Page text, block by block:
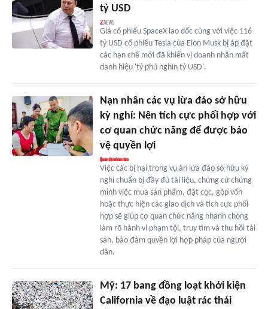
tỷ USD
Giá cổ phiếu SpaceX lao dốc cùng với việc 116
tỷ USD cổ phiếu Tesla của Elon Musk bị áp đặt
các hạn chế mới đã khiến vị doanh nhân mất
danh hiệu 'tỷ phú nghìn tỷ USD'.
Nạn nhân các vụ lừa đảo sở hữu
kỳ nghỉ: Nên tích cực phối hợp với
cơ quan chức năng để được bảo
vệ quyền lợi
Việc các bị hại trong vụ án lừa đảo sở hữu kỳ
nghỉ chuẩn bị đầy đủ tài liệu, chứng cứ chứng
minh việc mua sản phẩm, đặt cọc, góp vốn
hoặc thực hiện các giao dịch và tích cực phối
hợp sẽ giúp cơ quan chức năng nhanh chóng
làm rõ hành vi phạm tội, truy tìm và thu hồi tài
sản, bảo đảm quyền lợi hợp pháp của người
dân.
Mỹ: 17 bang đồng loạt khởi kiện
California về đạo luật rác thải